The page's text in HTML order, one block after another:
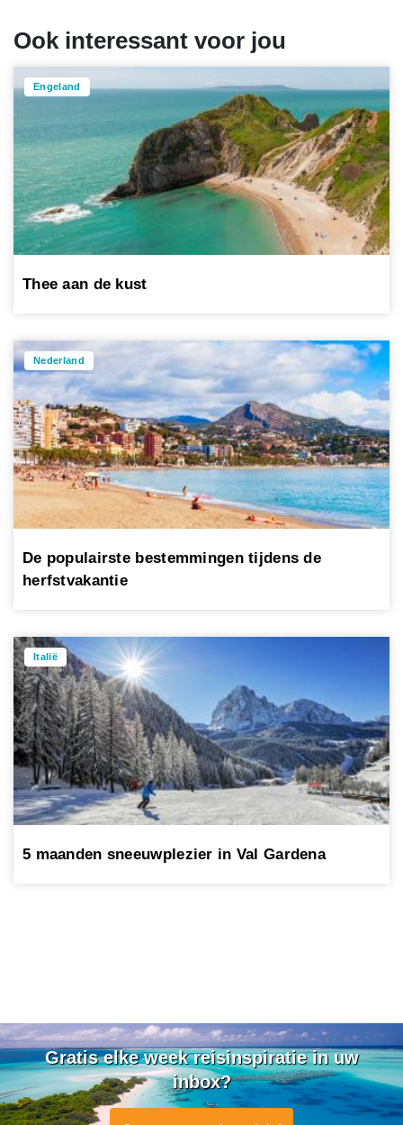
Ook interessant voor jou
Engeland
Thee aan de kust
Nederland
De populairste bestemmingen tijdens de
herfstvakantie
Italië
5 maanden sneeuwplezier in Val Gardena
Gratis elke week reisinspiratie in uw
inbox?